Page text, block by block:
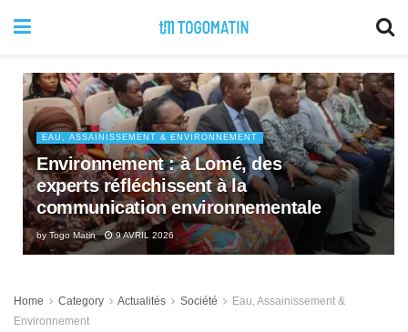
EAU, ASSAINISSEMENT & ENVIRONNEMENT
Environnement : à Lomé, des
experts réfléchissent à la
communication environnementale
by Togo Matin 9 AVRIL 2026
Home Category Actualités Société
Eau, Assainissement &
Environnement